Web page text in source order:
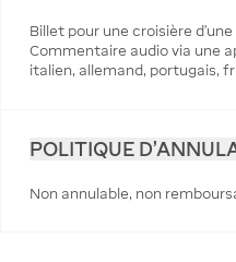
Billet pour une croisière d'une
Commentaire audio via une
italien, allemand, portugais,
POLITIQUE
Non annulable, non